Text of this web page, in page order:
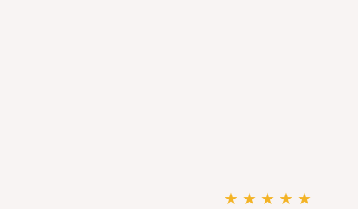
★
★
★
★
★